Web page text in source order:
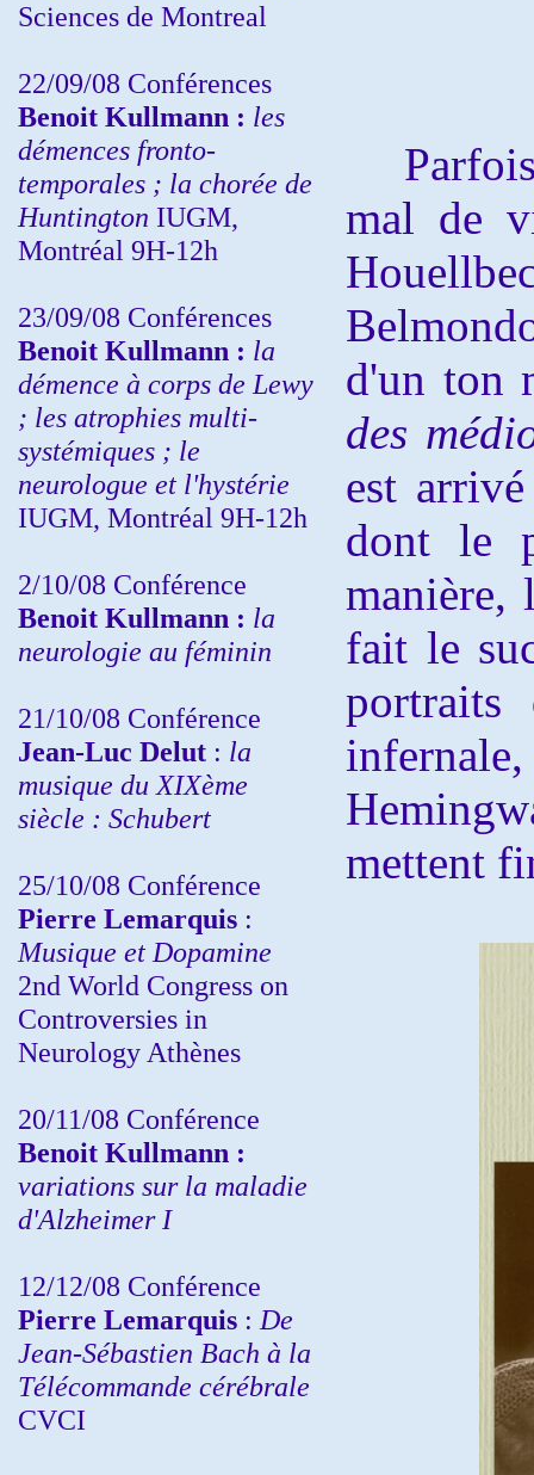
Sciences de Montreal
22/09/08 Conférences
Benoit Kullmann : les
démences fronto-
temporales ; la chorée de
Huntington IUGM,
Montréal 9H-12h
23/09/08 Conférences
Benoit Kullmann : la
démence à corps de Lewy
; les atrophies multi-
systémiques ; le
neurologue et l'hystérie
IUGM, Montréal 9H-12h
2/10/08 Conférence
Benoit Kullmann : la
neurologie au féminin
21/10/08 Conférence
Jean-Luc Delut : la
musique du XIXème
siècle : Schubert
25/10/08 Conférence
Pierre Lemarquis :
Musique et Dopamine
2nd World Congress on
Controversies in
Neurology Athènes
20/11/08 Conférence
Benoit Kullmann :
variations sur la maladie
d'Alzheimer I
12/12/08 Conférence
Pierre Lemarquis : De
Jean-Sébastien Bach à la
Télécommande cérébrale
CVCI
mal de
d'un ton
des
est
dont le
manière,
fait le
portraits
mettent